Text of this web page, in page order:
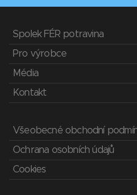
Spolek FÉR potravina
Pro výrobce
Média
Kontakt
Všeobecné obchodní
Ochrana osobních údajů
Cookies